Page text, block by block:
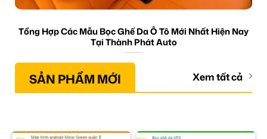
Tổng Hợp Các Mẫu Bọc Ghế Da Ô Tô Mới Nhất Hiện Nay
Tại Thành Phát Auto
SẢN PHẨM MỚI Xem tất cả